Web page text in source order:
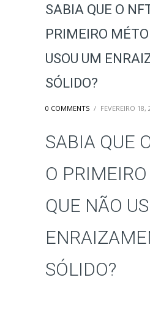
SABIA QUE O
PRIMEIRO
USOU UM
SÓLIDO?
0 COMMENTS / FEVEREIRO 18,
SABIA QUE
O
QUE NÃO
SÓLIDO?